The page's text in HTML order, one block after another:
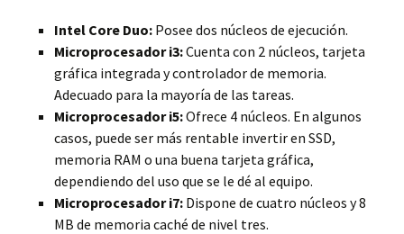
Intel Core Duo: Posee dos núcleos de ejecución.
Microprocesador i3:Cuenta con 2 núcleos, tarjeta
gráfica integrada y controlador de memoria.
Adecuado para la mayoría de las tareas.
Microprocesador i5:Ofrece 4 núcleos. En algunos
casos, puede ser más rentable invertir en SSD,
memoria RAM o una buena tarjeta gráfica,
dependiendo del uso que se le dé al equipo.
Microprocesador i7: Dispone de cuatro núcleos y 8
MB de memoria caché de nivel tres.